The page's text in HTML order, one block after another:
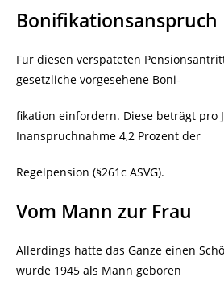
Bonifikationsanspruch
Für diesen verspäteten
gesetzliche vorgesehene Boni-
fikation einfordern. Diese beträgt pro
Inanspruchnahme 4,2 Prozent der
Regelpension (§261c ASVG).
Vom Mann zur Frau
Allerdings hatte das Ganze einen
wurde 1945 als Mann geboren